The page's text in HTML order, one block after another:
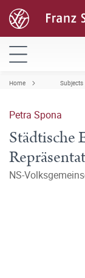
Home Subjects
Petra Spona
Städtische
NS-